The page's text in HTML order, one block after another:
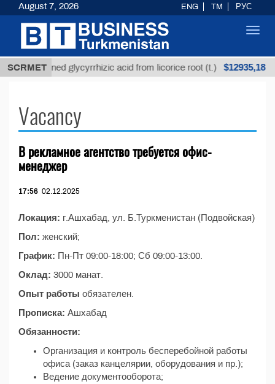
SCRMET
Unrefined glycyrrhizic acid from licorice root (t.) $12935,18
Vacancy
В рекламное агентство требуется офис-
менеджер
17:56 02.12.2025
Локация: г.Ашхабад, ул. Б.Туркменистан (Подвойская)
Пол: женский;
График: Пн-Пт 09:00-18:00; Сб 09:00-13:00.
Оклад: 3000 манат.
Опыт работы обязателен.
Прописка: Ашхабад
Обязанности:
Организация и контроль бесперебойной работы
офиса (заказ канцелярии, оборудования и пр.);
Ведение документооборота;
August 7, 2026 ENG TM РУС